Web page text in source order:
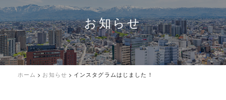
お知らせ
ホーム > お知らせ > インスタグラムはじました！